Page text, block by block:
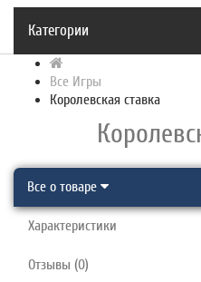
Категории
Все Игры
Королевская ставка
Все о товаре
Характеристики
Отзывы (0)